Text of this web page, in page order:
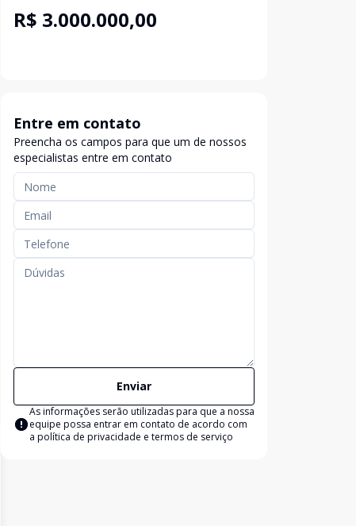
R$ 3.000.000,00
Entre em contato
Preencha os campos para que um de nossos
especialistas entre em contato
Enviar
As informações serão utilizadas para que a nossa
equipe possa entrar em contato de acordo com
a política de privacidade e termos de serviço